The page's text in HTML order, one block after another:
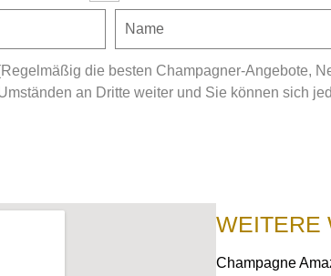
die besten Champagner-Angebote,
an Dritte weiter und Sie können sich
WEITERE
Champagne